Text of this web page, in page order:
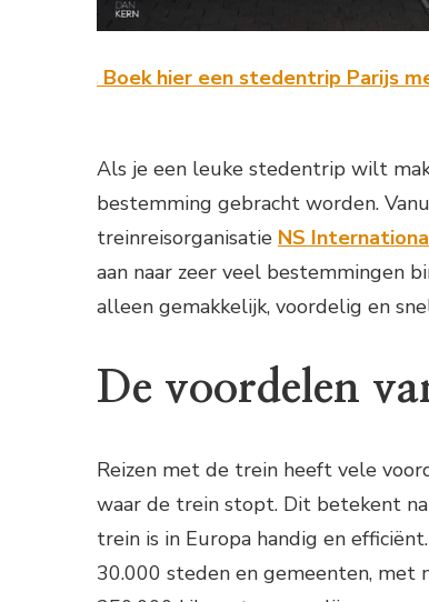
hier een stedentrip Parijs met de
Als je een leuke stedentrip wilt
bestemming gebracht worden.
treinreisorganisatie NS
aan naar zeer veel bestemmingen
alleen gemakkelijk, voordelig en
De voordelen
Reizen met de trein heeft vele
waar de trein stopt. Dit betekent
trein is in Europa handig en
30.000 steden en gemeenten, met